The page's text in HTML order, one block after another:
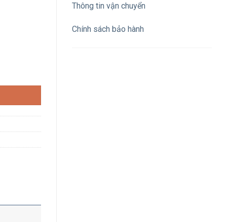
Thông tin vận chuyển
Chính sách bảo hành